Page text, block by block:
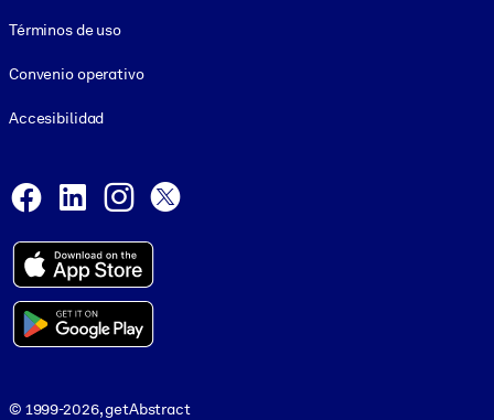
Términos de uso
Convenio operativo
Accesibilidad
Facebook
LinkedInInstagram
© 1999-2026, getAbstract